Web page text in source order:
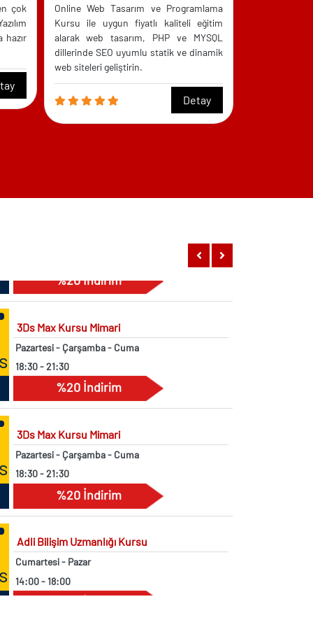
çok
hazır
Online Web Tasarım ve Programlama
Kursu ile uygun fiyatlı kaliteli eğitim
alarak web tasarım, PHP ve MYSQL
dillerinde SEO uyumlu statik ve dinamik
web siteleri geliştirin.
Detay
14:00 - 18:00
%20 İndirim
C# Yazılım Uzmanlığı Kursu
Cumartesi - Pazar
09:30 - 13:30
3Ds Max Kursu Mimari
18:30 - 21:30
%20 İndirim
3Ds Max Kursu Mimari
18:30 - 21:30
%20 İndirim
Adli Bilişim Uzmanlığı Kursu
14:00 - 18:00
%20 İndirim